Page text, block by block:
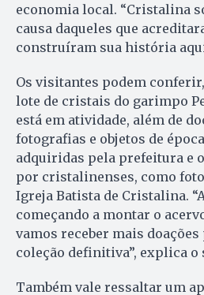
economia local. “Cristalina
causa daqueles que
construíram sua história
Os visitantes podem
lote de cristais do garimpo
está em atividade, além de
fotografias e objetos de
adquiridas pela prefeitura e
por cristalinenses, como
Igreja Batista de Cristalina.
começando a montar o
vamos receber mais
coleção definitiva”, explica o
Também vale ressaltar um